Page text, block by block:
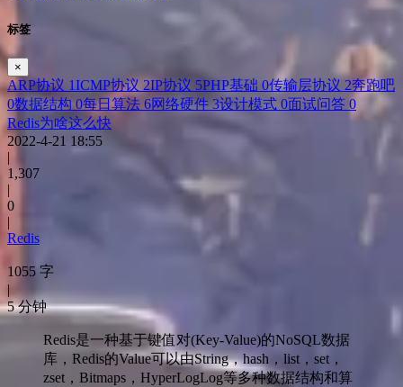
标签
×
ARP协议 1ICMP协议 2IP协议 5PHP基础 0传输层协议 2奔跑吧
0数据结构 0每日算法 6网络硬件 3设计模式 0面试问答 0
Redis为啥这么快
2022-4-21 18:55
|
1,307
|
0
|
Redis
1055 字
|
5 分钟
Redis是一种基于键值对(Key-Value)的NoSQL数据
库，Redis的Value可以由String，hash，list，set，
zset，Bitmaps，HyperLogLog等多种数据结构和算